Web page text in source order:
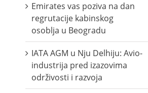
Emirates vas poziva na dan
regrutacije kabinskog
osoblja u Beogradu
IATA AGM u Nju Delhiju: Avio-
industrija pred izazovima
održivosti i razvoja